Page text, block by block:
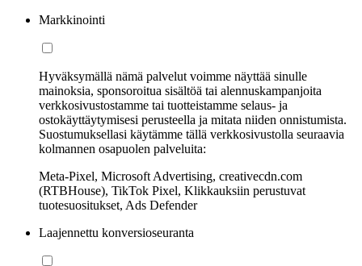
Markkinointi
Hyväksymällä nämä palvelut voimme näyttää sinulle
mainoksia, sponsoroitua sisältöä tai alennuskampanjoita
verkkosivustostamme tai tuotteistamme selaus- ja
ostokäyttäytymisesi perusteella ja mitata niiden onnistumista.
Suostumuksellasi käytämme tällä verkkosivustolla seuraavia
kolmannen osapuolen palveluita:
Meta-Pixel, Microsoft Advertising, creativecdn.com
(RTBHouse), TikTok Pixel, Klikkauksiin perustuvat
tuotesuositukset, Ads Defender
Laajennettu konversioseuranta